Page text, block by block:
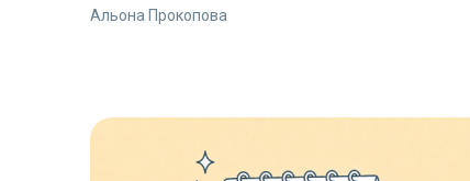
Альона Прокопова